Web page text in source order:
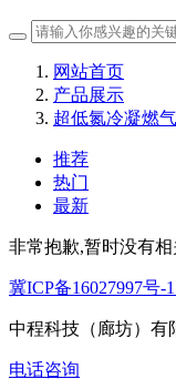
网站首页
产品展示
超低氮冷凝燃
推荐
热门
最新
非常抱歉,暂时没有相
冀ICP备16027997号-
中程科技（廊坊）有
电话咨询